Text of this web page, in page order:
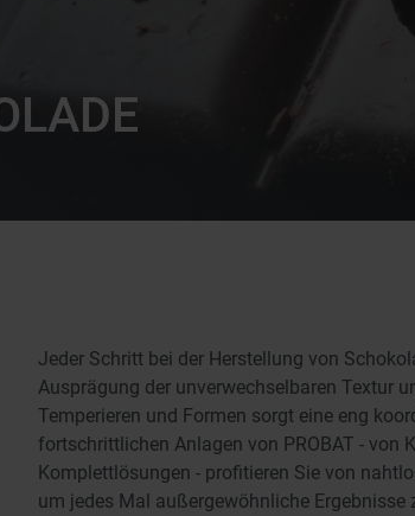
Jeder Schritt bei der Herstellung von
Ausprägung der unverwechselbaren Textur
Temperieren und Formen sorgt eine eng
fortschrittlichen Anlagen von PROBAT - von
Komplettlösungen - profitieren Sie von
um jedes Mal außergewöhnliche Ergebnisse